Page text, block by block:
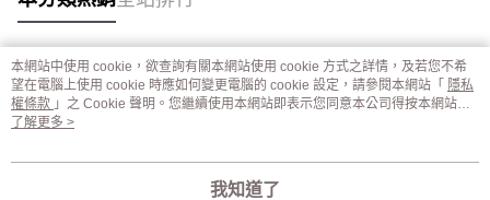
熱門標籤
本網站中使用 cookie，欲查詢有關本網站使用 cookie 方式之詳情，及若您不希
望在電腦上使用 cookie 時應如何變更電腦的 cookie 設定，請參閱本網站「 隱私
權條款 」之 Cookie 聲明。您繼續使用本網站即表示您同意本公司得按本網站使
用條款之 Cookie 聲明使用 cookie。
了解更多 >
我知道了